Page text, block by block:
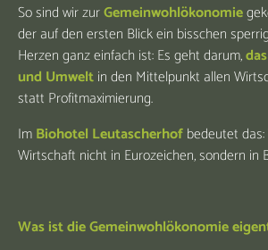
So sind wir zurGemeinwohlökonomie
der auf den ersten Blick ein bisschen
Herzen ganz einfach ist: Es geht darum,
und Umweltin den Mittelpunkt allen
statt Profitmaximierung.
ImBiohotel Leutascherhofbedeutet
Wirtschaft nicht in Eurozeichen, sondern in
Was ist die Gemeinwohlökonomie